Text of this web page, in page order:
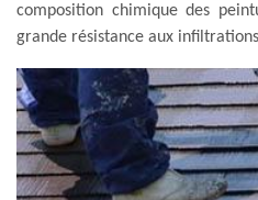
composition chimique des
grande résistance aux